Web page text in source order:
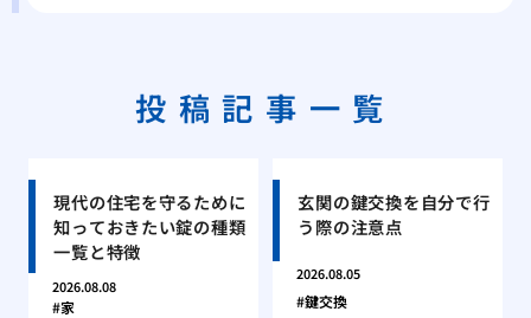
投稿記事一覧
現代の住宅を守るために
知っておきたい錠の種類
一覧と特徴
2026.08.08
家
玄関の鍵交換を自分で行
う際の注意点
2026.08.05
鍵交換